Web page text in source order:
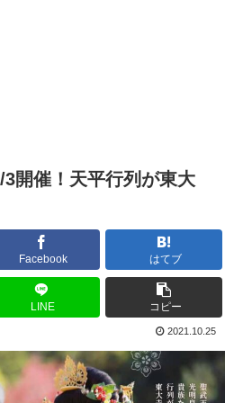
3開催！天平行列が東大
Facebook はてブ
LINE コピー
2021.10.25